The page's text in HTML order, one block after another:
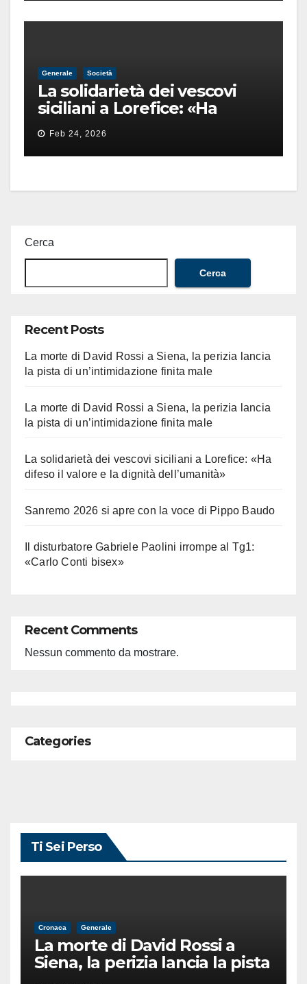
Generale Società
La solidarietà dei vescovi
siciliani a Lorefice: «Ha
difeso il valore e la dignità
dell’umanità»
Feb 24, 2026
Cerca
Cerca
Recent Posts
La morte di David Rossi a Siena, la perizia lancia
la pista di un’intimidazione finita male
La morte di David Rossi a Siena, la perizia lancia
la pista di un’intimidazione finita male
La solidarietà dei vescovi siciliani a Lorefice: «Ha
difeso il valore e la dignità dell’umanità»
Sanremo 2026 si apre con la voce di Pippo Baudo
Il disturbatore Gabriele Paolini irrompe al Tg1:
«Carlo Conti bisex»
Recent Comments
Nessun commento da mostrare.
Categories
Ti Sei Perso
Cronaca Generale
La morte di David Rossi a
Siena, la perizia lancia la pista
di un’intimidazione finita